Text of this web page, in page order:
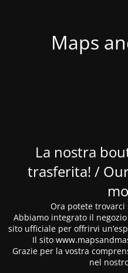
Maps
La nostra
trasferita! /
Ora potete
Abbiamo integrato il
sito ufficiale per offrirvi
Il sito
Grazie per la vostra
nel